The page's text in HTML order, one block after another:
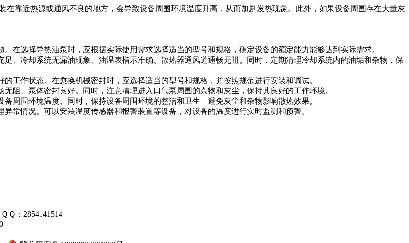
靠近热源或通风不良的地方，会导致设备周围环境温度升高，从而加剧发热现象。此外，如果设备周围存在大量灰
在选择导热油泵时，应根据实际使用需求选择适当的型号和规格，确定设备的额定能力能够达到实际需求。
、冷却系统无漏油现象、油温表指示准确、散热器通风道通畅无阻。同时，定期清理冷却系统内的油垢和杂物，保
工作状态。在愈换机械密封时，应选择适当的型号和规格，并按照规范进行安装和调试。
阻、泵体密封良好。同时，注意清理进入口气泵周围的杂物和灰尘，保持其良好的工作环境。
周围环境温度。同时，保持设备周围环境的整洁和卫生，避免灰尘和杂物影响散热效果。
常情况。可以安装温度传感器和报警装置等设备，对设备的温度进行实时监测和预警。
Ｑ：2854141514